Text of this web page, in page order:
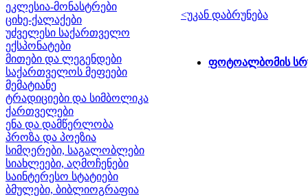
ეკლესია-მონასტრები
ციხე-ქალაქები
უძველესი საქართველო
ექსპონატები
მითები და ლეგენდები
საქართველოს მეფეები
მემატიანე
ტრადიციები და სიმბოლიკა
ქართველები
ენა და დამწერლობა
პროზა და პოეზია
სიმღერები, საგალობლები
სიახლეები, აღმოჩენები
საინტერესო სტატიები
ბმულები, ბიბლიოგრაფია
<უკან დაბრუნება
ფოტოალბომის